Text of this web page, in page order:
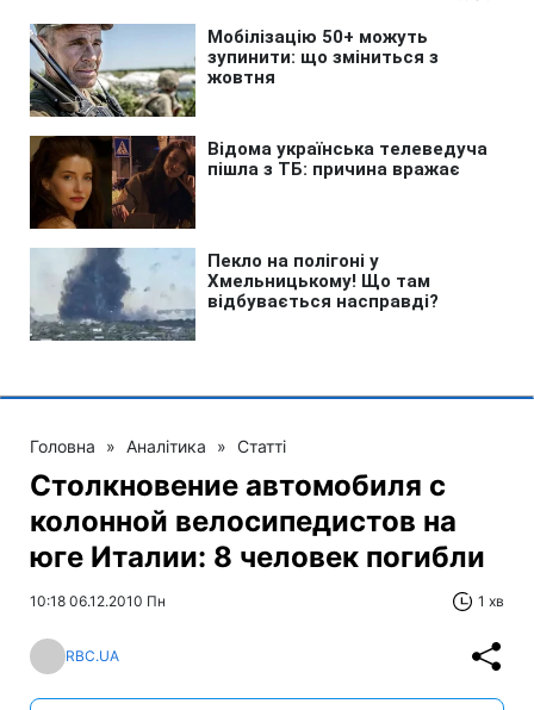
Головна » Аналітика » Статті
Столкновение автомобиля с
колонной велосипедистов на
юге Италии: 8 человек погибли
10:18 06.12.2010 Пн 1 хв
RBC.UA